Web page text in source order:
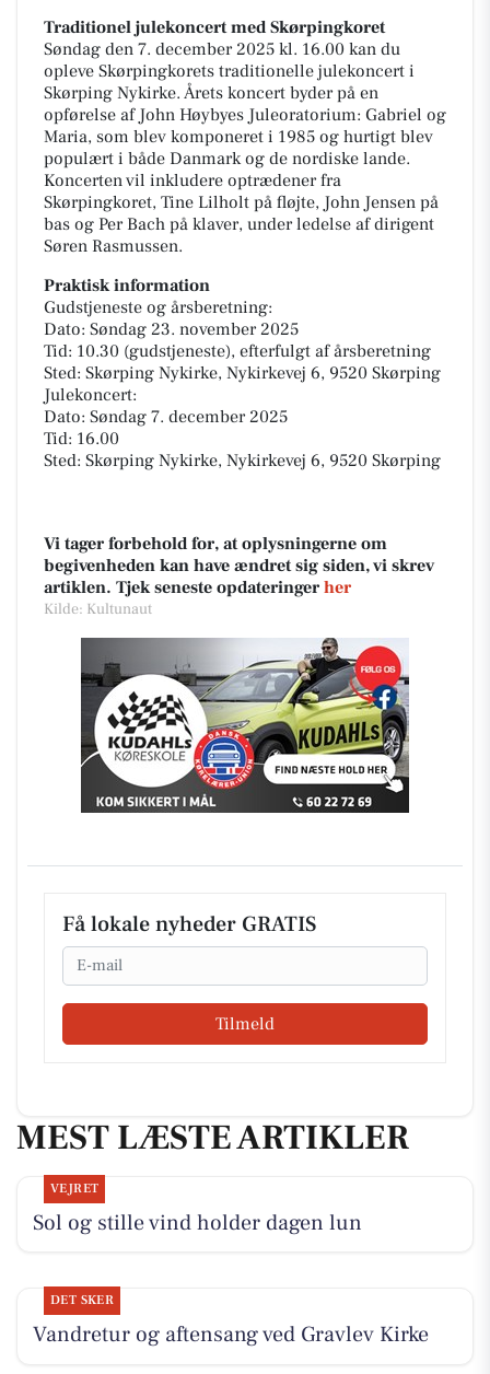
Traditionel julekoncert med Skørpingkoret
Søndag den 7. december 2025 kl. 16.00 kan du
opleve Skørpingkorets traditionelle julekoncert i
Skørping Nykirke. Årets koncert byder på en
opførelse af John Høybyes Juleoratorium: Gabriel og
Maria, som blev komponeret i 1985 og hurtigt blev
populært i både Danmark og de nordiske lande.
Koncerten vil inkludere optrædener fra
Skørpingkoret, Tine Lilholt på fløjte, John Jensen på
bas og Per Bach på klaver, under ledelse af dirigent
Søren Rasmussen.
Praktisk information
Gudstjeneste og årsberetning:
Dato: Søndag 23. november 2025
Tid: 10.30 (gudstjeneste), efterfulgt af årsberetning
Sted: Skørping Nykirke, Nykirkevej 6, 9520 Skørping
Julekoncert:
Dato: Søndag 7. december 2025
Tid: 16.00
Sted: Skørping Nykirke, Nykirkevej 6, 9520 Skørping
Vi tager forbehold for, at oplysningerne om
begivenheden kan have ændret sig siden, vi skrev
artiklen. Tjek seneste opdateringer her
Kilde: Kultunaut
Få lokale nyheder GRATIS
Email
Tilmeld
MEST LÆSTE ARTIKLER
VEJRET
Sol og stille vind holder dagen lun
DET SKER
Vandretur og aftensang ved Gravlev Kirke